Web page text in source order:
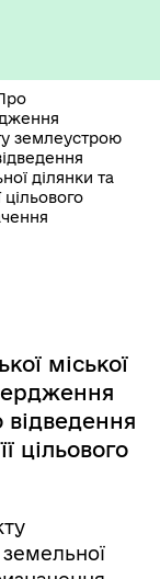
землеустрою
ділянки та
цільового
міської
цільового